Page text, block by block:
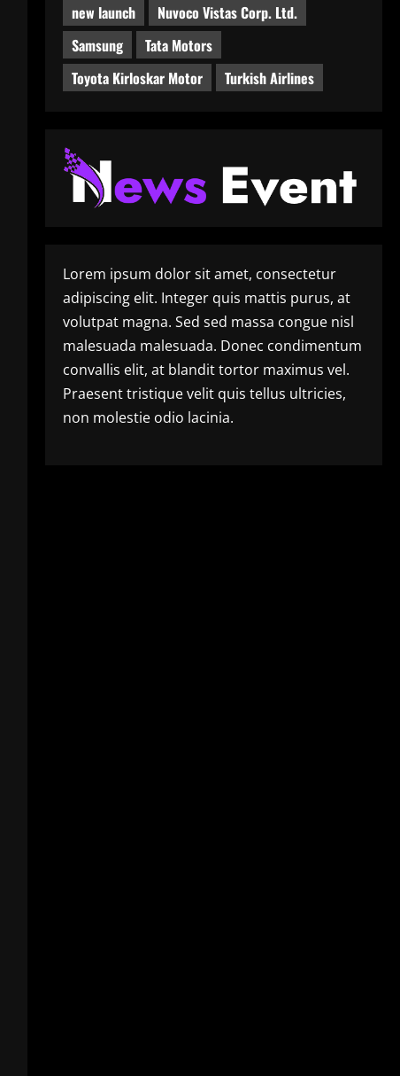
new launch
Nuvoco Vistas Corp. Ltd.
Samsung
Tata Motors
Toyota Kirloskar Motor
Turkish Airlines
Lorem ipsum dolor sit amet, consectetur
adipiscing elit. Integer quis mattis purus, at
volutpat magna. Sed sed massa congue nisl
malesuada malesuada. Donec condimentum
convallis elit, at blandit tortor maximus vel.
Praesent tristique velit quis tellus ultricies,
non molestie odio lacinia.